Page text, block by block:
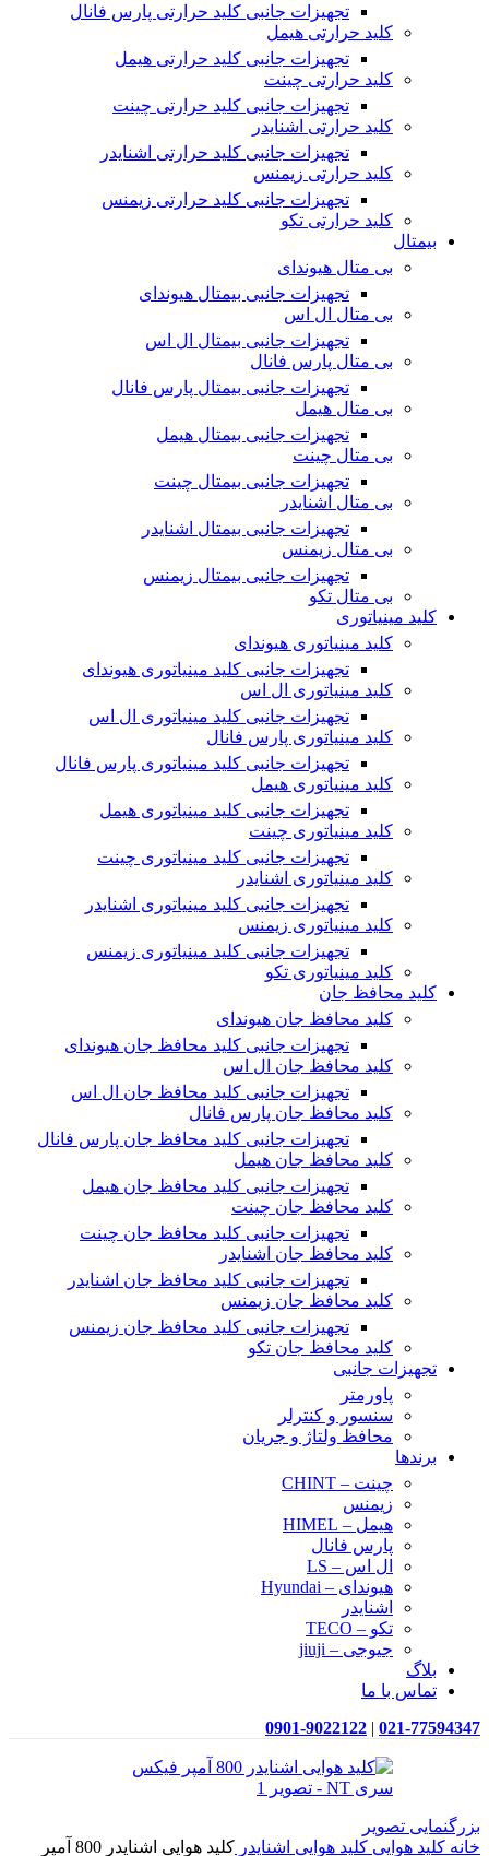
تجهیزات جانبی کلید حرارتی پارس فانال
کلید حرارتی هیمل
تجهیزات جانبی کلید حرارتی هیمل
کلید حرارتی چینت
تجهیزات جانبی کلید حرارتی چینت
کلید حرارتی اشنایدر
تجهیزات جانبی کلید حرارتی اشنایدر
کلید حرارتی زیمنس
تجهیزات جانبی کلید حرارتی زیمنس
کلید حرارتی تکو
بیمتال
بی متال هیوندای
تجهیزات جانبی بیمتال هیوندای
بی متال ال اس
تجهیزات جانبی بیمتال ال اس
بی متال پارس فانال
تجهیزات جانبی بیمتال پارس فانال
بی متال هیمل
تجهیزات جانبی بیمتال هیمل
بی متال چینت
تجهیزات جانبی بیمتال چینت
بی متال اشنایدر
تجهیزات جانبی بیمتال اشنایدر
بی متال زیمنس
تجهیزات جانبی بیمتال زیمنس
بی متال تکو
کلید مینیاتوری
کلید مینیاتوری هیوندای
تجهیزات جانبی کلید مینیاتوری هیوندای
کلید مینیاتوری ال اس
تجهیزات جانبی کلید مینیاتوری ال اس
کلید مینیاتوری پارس فانال
تجهیزات جانبی کلید مینیاتوری پارس فانال
کلید مینیاتوری هیمل
تجهیزات جانبی کلید مینیاتوری هیمل
کلید مینیاتوری چینت
تجهیزات جانبی کلید مینیاتوری چینت
کلید مینیاتوری اشنایدر
تجهیزات جانبی کلید مینیاتوری اشنایدر
کلید مینیاتوری زیمنس
تجهیزات جانبی کلید مینیاتوری زیمنس
کلید مینیاتوری تکو
کلید محافظ جان
کلید محافظ جان هیوندای
تجهیزات جانبی کلید محافظ جان هیوندای
کلید محافظ جان ال اس
تجهیزات جانبی کلید محافظ جان ال اس
کلید محافظ جان پارس فانال
تجهیزات جانبی کلید محافظ جان پارس فانال
کلید محافظ جان هیمل
تجهیزات جانبی کلید محافظ جان هیمل
کلید محافظ جان چینت
تجهیزات جانبی کلید محافظ جان چینت
کلید محافظ جان اشنایدر
تجهیزات جانبی کلید محافظ جان اشنایدر
کلید محافظ جان زیمنس
تجهیزات جانبی کلید محافظ جان زیمنس
کلید محافظ جان تکو
تجهیزات جانبی
پاورمتر
سنسور و کنترلر
محافظ ولتاژ و‌ جریان
برندها
چینت – CHINT
زیمنس
هیمل – HIMEL
پارس فانال
ال اس – LS
هیوندای – Hyundai
اشنایدر
تکو – TECO
جیوجی – jiuji
بلاگ
تماس با ما
021-77594347
|
0901-9022122
بزرگنمایی تصویر
خانه کلید هوایی کلید هوایی اشنایدر
کلید هوایی اشنایدر 800 آمپر